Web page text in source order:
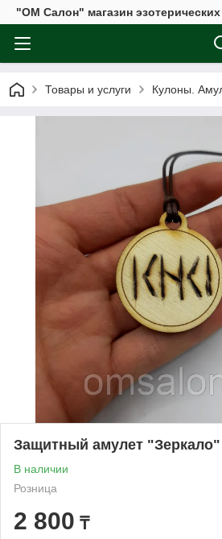
"ОМ Салон" магазин
Товары и услуги Кулоны.
Защитный амулет
В наличии
Розница
2 800 ₸